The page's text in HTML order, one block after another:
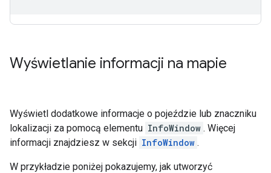
Wyświetlanie informacji na mapie
Wyświetl dodatkowe informacje o pojeździe lub znaczniku
lokalizacji za pomocą elementu InfoWindow . Więcej
informacji znajdziesz w sekcji InfoWindow .
W przykładzie poniżej pokazujemy, jak utworzyć